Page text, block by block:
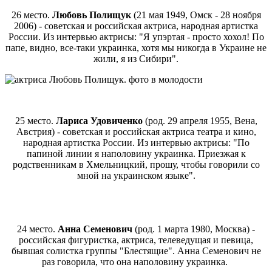
26 место. Любовь Полищук(21 мая 1949, Омск - 28 ноября
2006) - советская и российская актриса, народная артистка
России. Из интервью актрисы: "Я упэртая - просто хохол! По
папе, видно, все-таки украинка, хотя мы никогда в Украине не
жили, я из Сибири".
25 место. Лариса Удовиченко(род. 29 апреля 1955, Вена,
Австрия) - советская и российская актриса театра и кино,
народная артистка России. Из интервью актрисы: "По
папиной линии я наполовину украинка. Приезжая к
родственникам в Хмельницкий, прошу, чтобы говорили со
мной на украинском языке".
24 место. Анна Семенович (род. 1 марта 1980, Москва) -
российская фигуристка, актриса, телеведущая и певица,
бывшая солистка группы "Блестящие". Анна Семенович не
раз говорила, что она наполовину украинка.